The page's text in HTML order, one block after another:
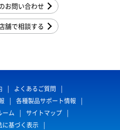
お問い合わせ
舗で相談する
よくあるご質問
各種製品サポート情報
ーム
サイトマップ
に基づく表示